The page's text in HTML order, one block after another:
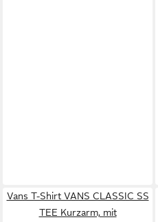
Vans T-Shirt VANS CLASSIC SS
TEE Kurzarm, mit